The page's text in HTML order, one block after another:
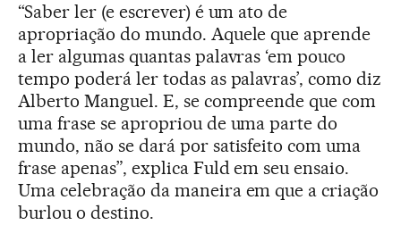
“Saber ler (e escrever) é um ato de
apropriação do mundo. Aquele que aprende
a ler algumas quantas palavras ‘em pouco
tempo poderá ler todas as palavras’, como diz
Alberto Manguel. E, se compreende que com
uma frase se apropriou de uma parte do
mundo, não se dará por satisfeito com uma
frase apenas”, explica Fuld em seu ensaio.
Uma celebração da maneira em que a criação
burlou o destino.